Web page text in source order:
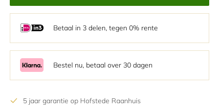
Betaal in 3 delen, tegen 0% rente
Bestel nu, betaal over 30 dagen
5 jaar garantie op Hofstede Raanhuis